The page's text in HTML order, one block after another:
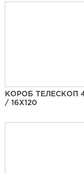
КОРОБ ТЕЛЕСКОП
/ 16Х120